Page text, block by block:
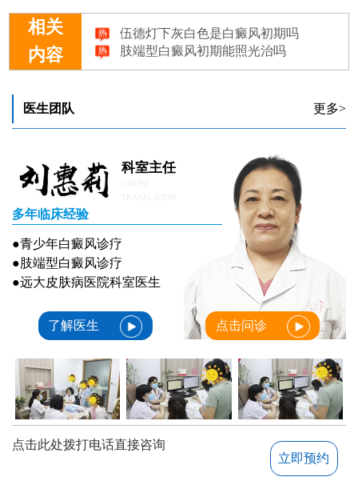
相关
内容
伍德灯下灰白色是白癜风初期吗
肢端型白癜风初期能照光治吗
白癜风初期的图片是什么样的
青少年白癜风初期吃西药行吗
医生团队
更多>
科室主任
多年临床经验
●青少年白癜风诊疗
●肢端型白癜风诊疗
●远大皮肤病医院科室医生
了解医生 点击问诊
点击此处拨打电话直接咨询
立即预约